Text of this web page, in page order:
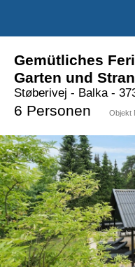
Gemütliches
Garten und
Støberivej - Balka -
6 Personen Objekt